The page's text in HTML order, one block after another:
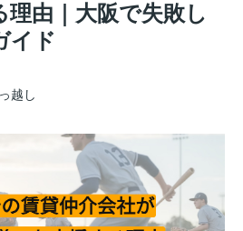
理由｜大阪で失敗し
イド
越し